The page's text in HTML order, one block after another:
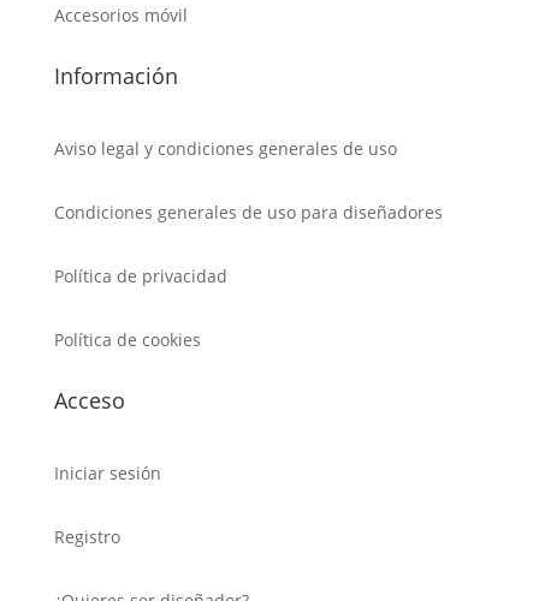
Accesorios móvil
Información
Aviso legal y condiciones generales de uso
Condiciones generales de uso para diseñadores
Política de privacidad
Política de cookies
Acceso
Iniciar sesión
Registro